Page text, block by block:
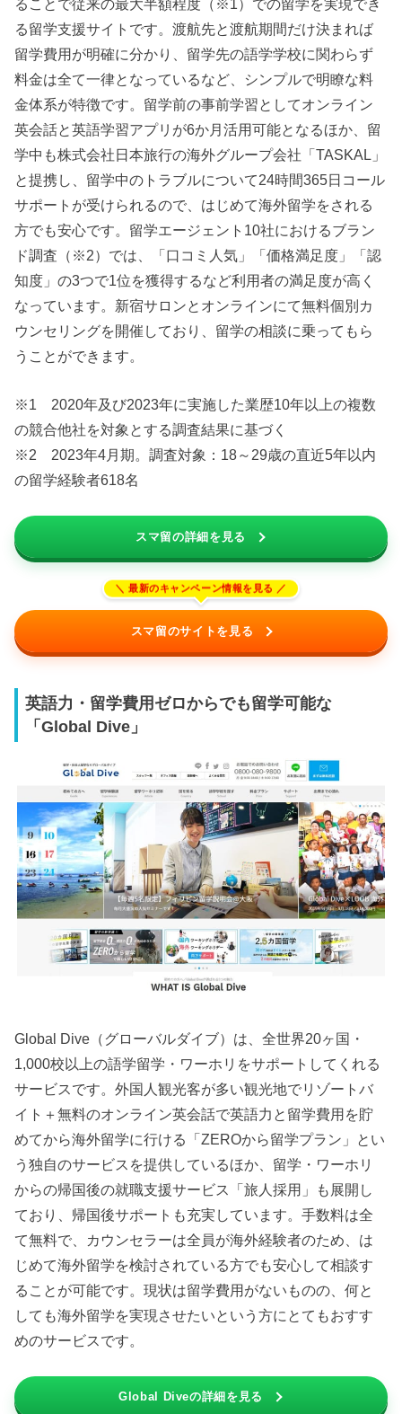
ることで従来の最大半額程度（※1）での留学を実現でき
る留学支援サイトです。渡航先と渡航期間だけ決まれば
留学費用が明確に分かり、留学先の語学学校に関わらず
料金は全て一律となっているなど、シンプルで明瞭な料
金体系が特徴です。留学前の事前学習としてオンライン
英会話と英語学習アプリが6か月活用可能となるほか、留
学中も株式会社日本旅行の海外グループ会社「TASKAL」
と提携し、留学中のトラブルについて24時間365日コール
サポートが受けられるので、はじめて海外留学をされる
方でも安心です。留学エージェント10社におけるブラン
ド調査（※2）では、「口コミ人気」「価格満足度」「認
知度」の3つで1位を獲得するなど利用者の満足度が高く
なっています。新宿サロンとオンラインにて無料個別カ
ウンセリングを開催しており、留学の相談に乗ってもら
うことができます。
※1 2020年及び2023年に実施した業歴10年以上の複数
の競合他社を対象とする調査結果に基づく
※2 2023年4月期。調査対象：18～29歳の直近5年以内
の留学経験者618名
スマ留の詳細を見る
スマ留のサイトを見る
英語力・留学費用ゼロからでも留学可能な
「Global Dive」
Global Dive（グローバルダイブ）は、全世界20ヶ国・
1,000校以上の語学留学・ワーホリをサポートしてくれる
サービスです。外国人観光客が多い観光地でリゾートバ
イト＋無料のオンライン英会話で英語力と留学費用を貯
めてから海外留学に行ける「ZEROから留学プラン」とい
う独自のサービスを提供しているほか、留学・ワーホリ
からの帰国後の就職支援サービス「旅人採用」も展開し
ており、帰国後サポートも充実しています。手数料は全
て無料で、カウンセラーは全員が海外経験者のため、は
じめて海外留学を検討されている方でも安心して相談す
ることが可能です。現状は留学費用がないものの、何と
しても海外留学を実現させたいという方にとてもおすす
めのサービスです。
Global Diveの詳細を見る